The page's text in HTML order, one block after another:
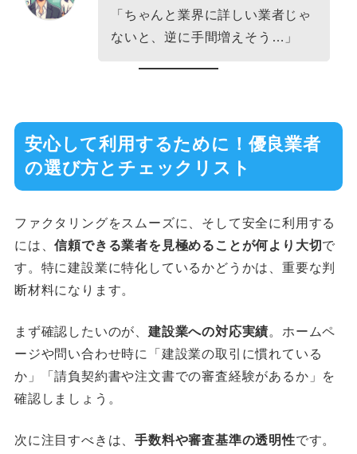
「ちゃんと業界に詳しい業者じゃ
ないと、逆に手間増えそう…」
安心して利用するために！優良業者
の選び方とチェックリスト
ファクタリングをスムーズに、そして安全に利用する
には、信頼できる業者を見極めることが何より大切 で
す。特に建設業に特化しているかどうかは、重要な判
断材料になります。
まず確認したいのが、 建設業への対応実績。ホームペ
ージや問い合わせ時に「建設業の取引に慣れている
か」「請負契約書や注文書での審査経験があるか」を
確認しましょう。
次に注目すべきは、手数料や審査基準の透明性です。